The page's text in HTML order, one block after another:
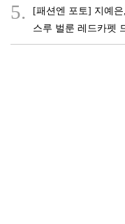
5.
[패션엔 포토] 지예
스루 벌룬 레드카펫